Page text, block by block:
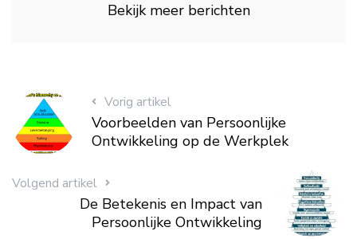
Bekijk meer berichten
Vorig artikel
Voorbeelden van Persoonlijke
Ontwikkeling op de Werkplek
Volgend artikel
De Betekenis en Impact van
Persoonlijke Ontwikkeling